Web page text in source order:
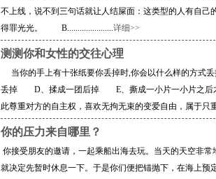
不上线，说不到三句话就让人结屎面：这类型的人有自
得罪光光。 B......................详细>>
测测你和女性的交往心理
当你的手上有十张纸要你丢掉时,你会以什么样
丢掉 D、揉成一团后掉 E、撕成一小片一小片之后
此尊重对方的自主权，喜欢无拘无束的变爱自由，属于只
你的压力来自哪里？
你接受朋友的邀请，一起乘船出海去玩。当天的天空非
就决定先暂时休息一下。于是你们便把锚抛下，在海上